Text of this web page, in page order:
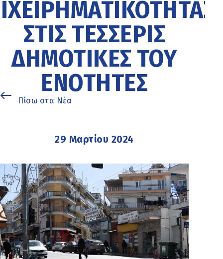
ΣΤΙΣ ΤΈΣΣΕΡΙΣ
ΔΗΜΟΤΙΚΈΣ ΤΟΥ
ΕΝΌΤΗΤΕΣ
Πίσω στα Νέα
29 Μαρτίου 2024